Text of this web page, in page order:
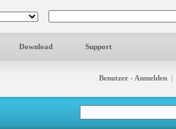
Download Support
Benutzer - Anmelden |